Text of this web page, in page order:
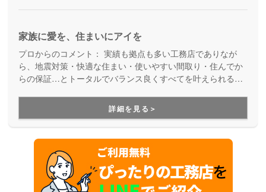
家族に愛を、住まいにアイを
プロからのコメント： 実績も拠点も多い工務店でありなが
ら、地震対策・快適な住まい・使いやすい間取り・住んでか
らの保証…とトータルでバランス良くすべてを叶えられる家
用できる間取り提案も得意なので、末長く安心して暮らせる
住まいをお求めの方、安心できるプロにまるっとお任せした
い方にもお勧めしています。
詳細を見る＞